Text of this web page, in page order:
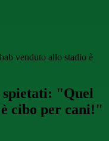
venduto allo stadio è
"Quel
cibo per cani!"